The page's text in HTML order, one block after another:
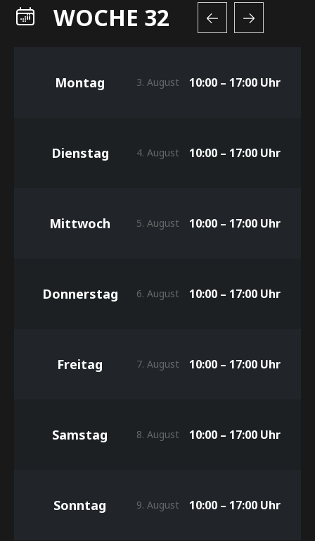
WOCHE 32
Montag 3. August 10:00 – 17:00 Uhr
Dienstag 4. August 10:00 – 17:00 Uhr
Mittwoch 5. August 10:00 – 17:00 Uhr
Donnerstag 6. August 10:00 – 17:00 Uhr
Freitag 7. August 10:00 – 17:00 Uhr
Samstag 8. August 10:00 – 17:00 Uhr
Sonntag 9. August 10:00 – 17:00 Uhr